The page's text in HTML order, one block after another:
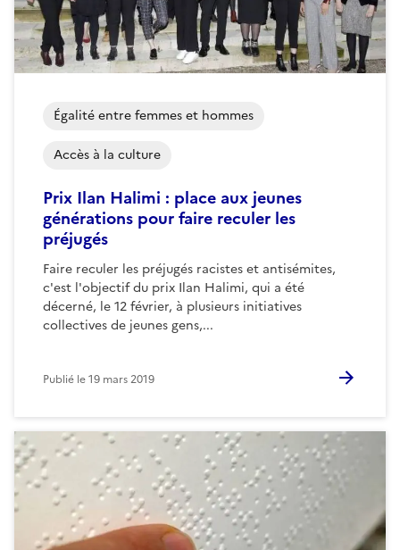
Prix Ilan Halimi : place aux jeunes
générations pour faire reculer les
préjugés
Faire reculer les préjugés racistes et antisémites,
c'est l'objectif du prix Ilan Halimi, qui a été
décerné, le 12 février, à plusieurs initiatives
collectives de jeunes gens,...
Égalité entre femmes et hommes
Accès à la culture
Publié le19 mars 2019